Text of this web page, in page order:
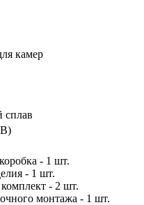
камер
- 1 шт.
- 1 шт.
- 2 шт.
монтажа - 1 шт.